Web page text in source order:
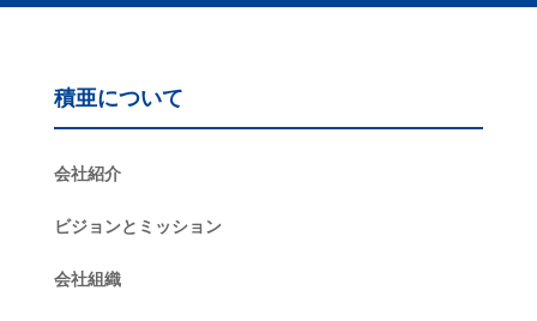
積亜について
会社紹介
ビジョンとミッション
会社組織